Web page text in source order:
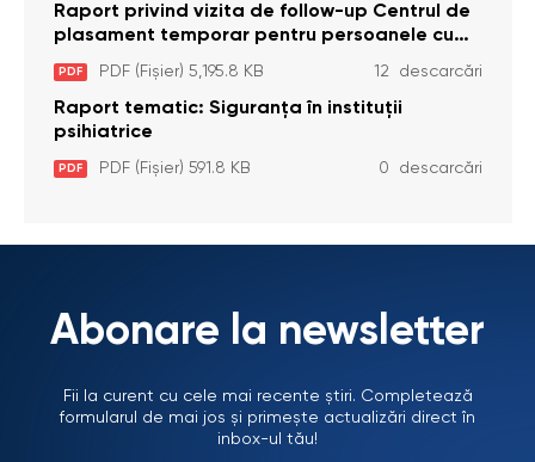
Raport privind vizita de follow-up Centrul de
plasament temporar pentru persoanele cu
dizabilități (adulte) Bădiceni, Soroca (11 iunie
2026)
PDF PDF (Fișier) 5,195.8 KB 12 descarcări
Raport tematic: Siguranța în instituții
psihiatrice
PDF PDF (Fișier) 591.8 KB 0 descarcări
Abonare la newsletter
Fii la curent cu cele mai recente știri. Completează
formularul de mai jos și primește actualizări direct în
inbox-ul tău!